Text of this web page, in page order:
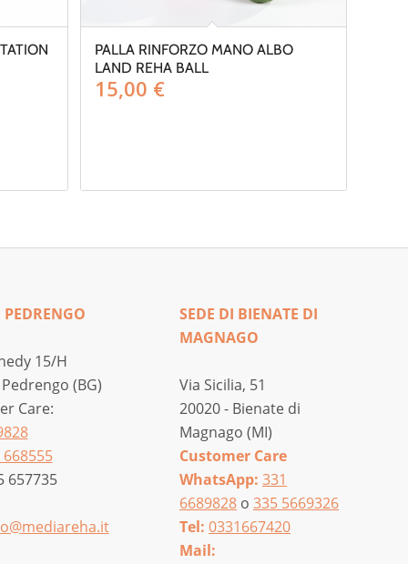
PALLA RINFORZO MANO ALBO
LAND REHA BALL
15,00 €
PEDRENGO
15/H
(BG)
Care:
657735
SEDE DI BIENATE DI
MAGNAGO
Via Sicilia, 51
20020 - Bienate di
Magnago (MI)
Customer Care
WhatsApp: 331
6689828 o 335 5669326
Tel: 0331667420
Mail: